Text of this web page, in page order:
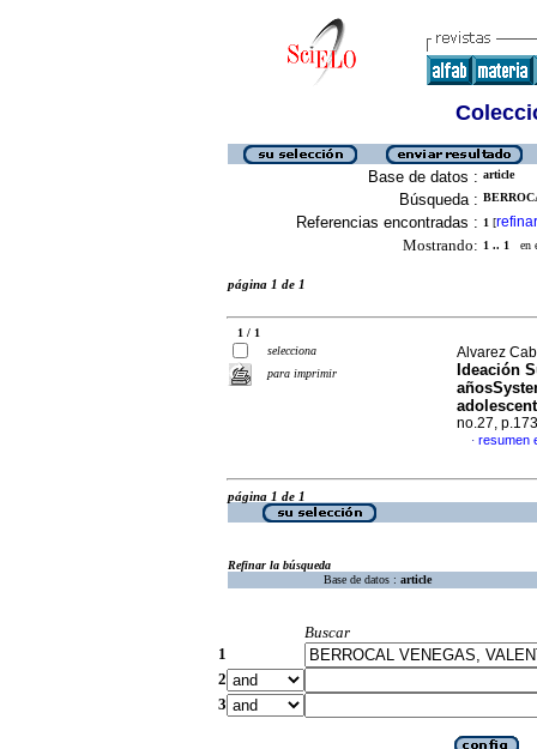
Base de datos : article
Búsqueda :
Referencias encontradas : 1 [refinar
Mostrando: 1 .. 1 en
página 1 de 1
1 / 1
selecciona
para imprimir
Alvarez
Ideación
años
no.27,
· resumen
página 1 de 1
Refinar la búsqueda
Base de datos : article
Buscar
1
2
3